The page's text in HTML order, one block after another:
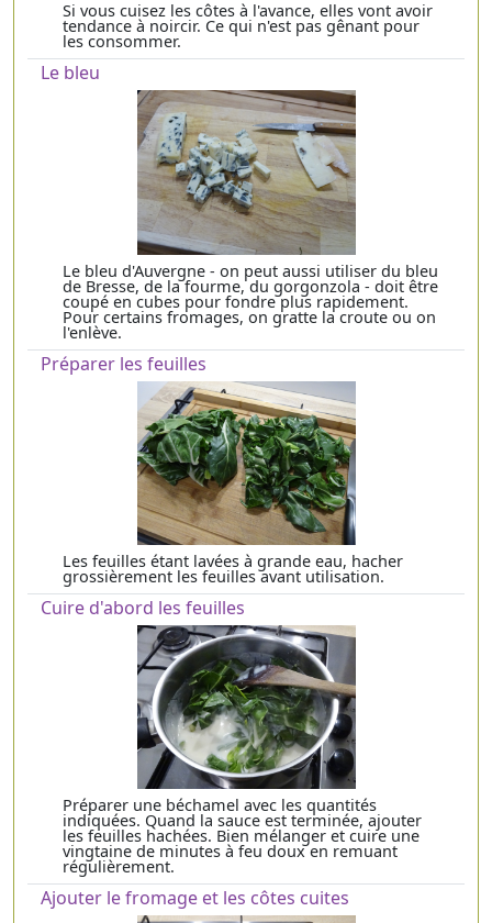
Si vous cuisez les côtes à l'avance, elles vont avoir
tendance à noircir. Ce qui n'est pas gênant pour
les consommer.
Le bleu
Le bleu d'Auvergne - on peut aussi utiliser du bleu
de Bresse, de la fourme, du gorgonzola - doit être
coupé en cubes pour fondre plus rapidement.
Pour certains fromages, on gratte la croute ou on
l'enlève.
Préparer les feuilles
Les feuilles étant lavées à grande eau, hacher
grossièrement les feuilles avant utilisation.
Cuire d'abord les feuilles
Préparer une béchamel avec les quantités
indiquées. Quand la sauce est terminée, ajouter
les feuilles hachées. Bien mélanger et cuire une
vingtaine de minutes à feu doux en remuant
régulièrement.
Ajouter le fromage et les côtes cuites